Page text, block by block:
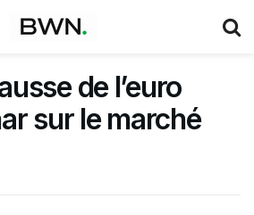
de l’euro
sur le marché